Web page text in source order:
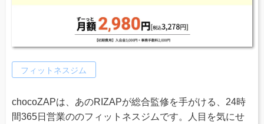
フィットネスジム
chocoZAPは、あのRIZAPが総合監修を手がける、24時
間365日営業ののフィットネスジムです。人目を気にせ